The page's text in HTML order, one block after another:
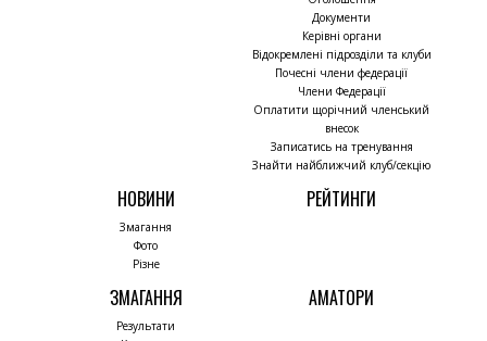
Документи
Керівні органи
Відокремлені підрозділи та клуби
Почесні члени федерації
Члени Федерації
Оплатити щорічний членський
внесок
Записатись на тренування
Знайти найближчий клуб/секцію
НОВИНИ
Змагання
Фото
Різне
РЕЙТИНГИ
ЗМАГАННЯ
Результати
АМАТОРИ